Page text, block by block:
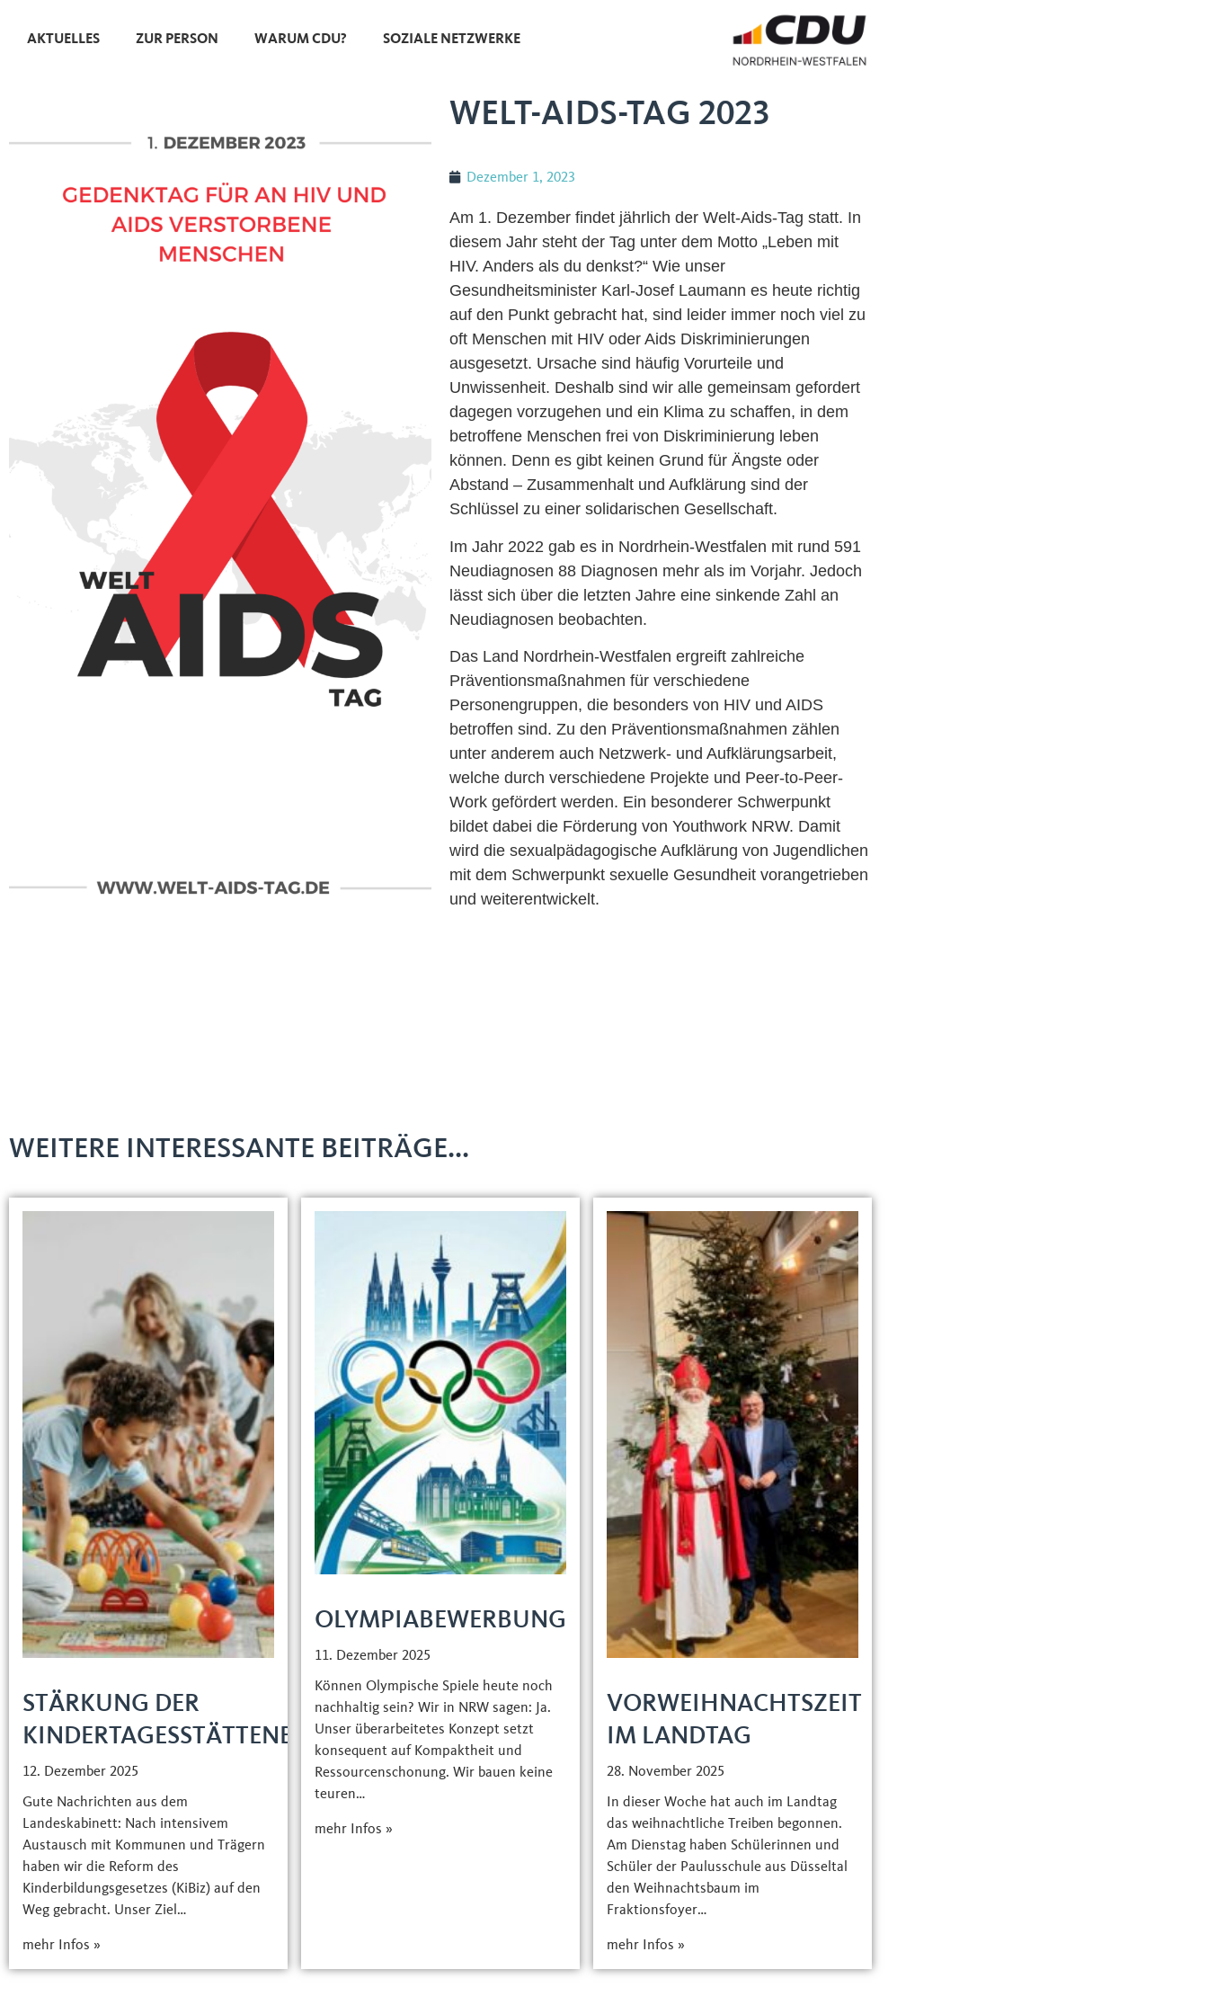
AKTUELLES ZUR PERSON WARUM CDU? SOZIALE NETZWERKE
WELT-AIDS-TAG 2023
Dezember 1, 2023
Am 1. Dezember findet jährlich der Welt-Aids-Tag statt. In
diesem Jahr steht der Tag unter dem Motto „Leben mit
HIV. Anders als du denkst?“ Wie unser
Gesundheitsminister Karl-Josef Laumann es heute richtig
auf den Punkt gebracht hat, sind leider immer noch viel zu
oft Menschen mit HIV oder Aids Diskriminierungen
ausgesetzt. Ursache sind häufig Vorurteile und
Unwissenheit. Deshalb sind wir alle gemeinsam gefordert
dagegen vorzugehen und ein Klima zu schaffen, in dem
betroffene Menschen frei von Diskriminierung leben
können. Denn es gibt keinen Grund für Ängste oder
Abstand – Zusammenhalt und Aufklärung sind der
Schlüssel zu einer solidarischen Gesellschaft.
Im Jahr 2022 gab es in Nordrhein-Westfalen mit rund 591
Neudiagnosen 88 Diagnosen mehr als im Vorjahr. Jedoch
lässt sich über die letzten Jahre eine sinkende Zahl an
Neudiagnosen beobachten.
Das Land Nordrhein-Westfalen ergreift zahlreiche
Präventionsmaßnahmen für verschiedene
Personengruppen, die besonders von HIV und AIDS
betroffen sind. Zu den Präventionsmaßnahmen zählen
unter anderem auch Netzwerk- und Aufklärungsarbeit,
welche durch verschiedene Projekte und Peer-to-Peer-
Work gefördert werden. Ein besonderer Schwerpunkt
bildet dabei die Förderung von Youthwork NRW. Damit
wird die sexualpädagogische Aufklärung von Jugendlichen
mit dem Schwerpunkt sexuelle Gesundheit vorangetrieben
und weiterentwickelt.
WEITERE INTERESSANTE BEITRÄGE...
STÄRKUNG DER
KINDERTAGESSTÄTTENBETREUUNG
12. Dezember 2025
Gute Nachrichten aus dem
Landeskabinett: Nach intensivem
Austausch mit Kommunen und Trägern
haben wir die Reform des
Kinderbildungsgesetzes (KiBiz) auf den
Weg gebracht. Unser Ziel…
mehr Infos »
OLYMPIABEWERBUNG
11. Dezember 2025
Können Olympische Spiele heute noch
nachhaltig sein? Wir in NRW sagen: Ja.
Unser überarbeitetes Konzept setzt
konsequent auf Kompaktheit und
Ressourcenschonung. Wir bauen keine
teuren…
mehr Infos »
VORWEIHNACHTSZEIT
IM LANDTAG
28. November 2025
In dieser Woche hat auch im Landtag
das weihnachtliche Treiben begonnen.
Am Dienstag haben Schülerinnen und
Schüler der Paulusschule aus Düsseltal
den Weihnachtsbaum im
Fraktionsfoyer…
mehr Infos »